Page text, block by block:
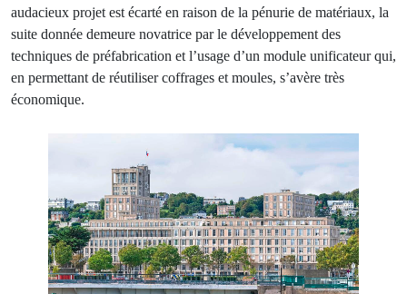
audacieux projet est écarté en raison de la pénurie de matériaux, la
suite donnée demeure novatrice par le développement des
techniques de préfabrication et l’usage d’un module unificateur qui,
en permettant de réutiliser coffrages et moules, s’avère très
économique.